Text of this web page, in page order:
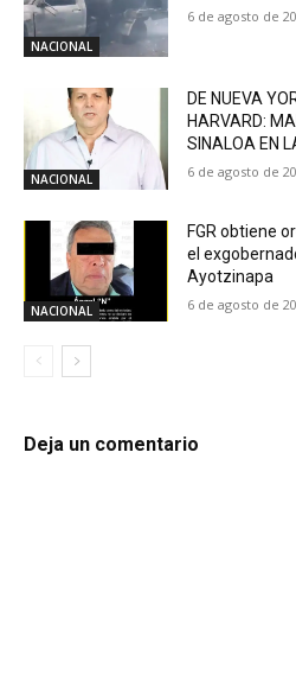
NACIONAL
6 de agosto de
NACIONAL
DE NUEVA
HARVARD:
SINALOA EN
6 de agosto de
NACIONAL
FGR obtiene
el
Ayotzinapa
6 de agosto de
Deja un comentario